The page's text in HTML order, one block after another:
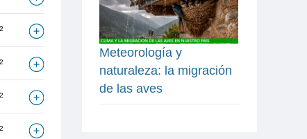
2
2
2
2
Meteorología y
naturaleza: la migración
de las aves